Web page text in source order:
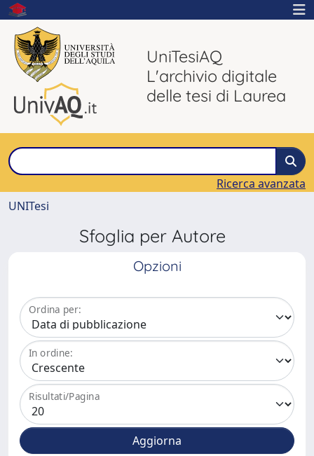
UniTesiAQ
L'archivio digitale
delle tesi di Laurea
Ricerca avanzata
UNITesi
Sfoglia per Autore
Opzioni
Ordina per:
In ordine:
Risultati/Pagina